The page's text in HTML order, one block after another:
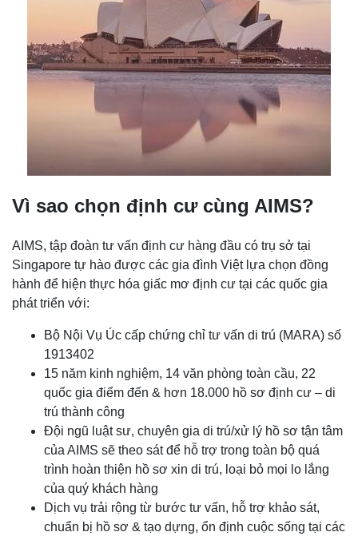
Vì sao chọn định cư cùng AIMS?
AIMS, tập đoàn tư vấn định cư hàng đầu có trụ sở tại
Singapore tự hào được các gia đình Việt lựa chọn đồng
hành để hiện thực hóa giấc mơ định cư tại các quốc gia
phát triển với:
Bộ Nội Vụ Úc cấp chứng chỉ tư vấn di trú (MARA) số
1913402
15 năm kinh nghiệm, 14 văn phòng toàn cầu, 22
quốc gia điểm đến & hơn 18.000 hồ sơ định cư – di
trú thành công
Đội ngũ luật sư, chuyên gia di trú/xử lý hồ sơ tận tâm
của AIMS sẽ theo sát để hỗ trợ trong toàn bộ quá
trình hoàn thiện hồ sơ xin di trú, loại bỏ mọi lo lắng
của quý khách hàng
Dịch vụ trải rộng từ bước tư vấn, hỗ trợ khảo sát,
chuẩn bị hồ sơ & tạo dựng, ổn định cuộc sống tại các